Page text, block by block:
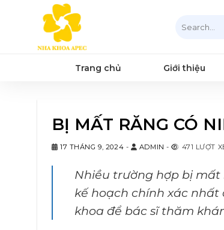
for:
Trang chủ Giới thiệu
BỊ MẤT RĂNG CÓ
17 THÁNG 9, 2024 - ADMIN - 471 LƯỢT
Nhiều trường hợp bị mất
kế hoạch chính xác
khoa để bác sĩ thăm